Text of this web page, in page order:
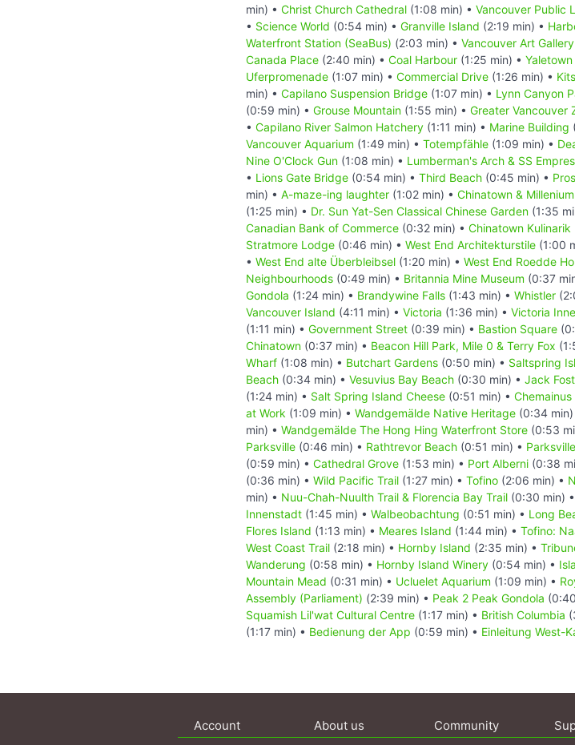
min) • Christ Church Cathedral (1:08 min) • Vancouver Public
• Science World (0:54 min) • Granville Island (2:19 min) •
Waterfront Station (SeaBus) (2:03 min) • Vancouver Art Gallery
Canada Place (2:40 min) • Coal Harbour (1:25 min) • Yaletown
Uferpromenade (1:07 min) • Commercial Drive (1:26 min) •
min) • Capilano Suspension Bridge (1:07 min) • Lynn Canyon
(0:59 min) • Grouse Mountain (1:55 min) • Greater Vancouver
• Capilano River Salmon Hatchery (1:11 min) • Marine Building
Vancouver Aquarium (1:49 min) • Totempfähle (1:09 min) •
Nine O'Clock Gun (1:08 min) • Lumberman's Arch & SS
• Lions Gate Bridge (0:54 min) • Third Beach (0:45 min) •
min) • A-maze-ing laughter (1:02 min) • Chinatown &
(1:25 min) • Dr. Sun Yat-Sen Classical Chinese Garden (1:35
Canadian Bank of Commerce (0:32 min) • Chinatown Kulinarik
Stratmore Lodge (0:46 min) • West End Architekturstile (1:00
• West End alte Überbleibsel (1:20 min) • West End Roedde
Neighbourhoods (0:49 min) • Britannia Mine Museum (0:37
Gondola (1:24 min) • Brandywine Falls (1:43 min) • Whistler
Vancouver Island (4:11 min) • Victoria (1:36 min) • Victoria
(1:11 min) • Government Street (0:39 min) • Bastion Square
Chinatown (0:37 min) • Beacon Hill Park, Mile 0 & Terry Fox
Wharf (1:08 min) • Butchart Gardens (0:50 min) • Saltspring
Beach (0:34 min) • Vesuvius Bay Beach (0:30 min) • Jack
(1:24 min) • Salt Spring Island Cheese (0:51 min) • Chemainus
at Work (1:09 min) • Wandgemälde Native Heritage (0:34 min)
min) • Wandgemälde The Hong Hing Waterfront Store (0:53
Parksville (0:46 min) • Rathtrevor Beach (0:51 min) •
(0:59 min) • Cathedral Grove (1:53 min) • Port Alberni (0:38
(0:36 min) • Wild Pacific Trail (1:27 min) • Tofino (2:06 min) •
min) • Nuu-Chah-Nuulth Trail & Florencia Bay Trail (0:30 min) •
Innenstadt (1:45 min) • Walbeobachtung (0:51 min) • Long
Flores Island (1:13 min) • Meares Island (1:44 min) • Tofino:
West Coast Trail (2:18 min) • Hornby Island (2:35 min) •
Wanderung (0:58 min) • Hornby Island Winery (0:54 min) •
Mountain Mead (0:31 min) • Ucluelet Aquarium (1:09 min) •
Assembly (Parliament) (2:39 min) • Peak 2 Peak Gondola
Squamish Lil'wat Cultural Centre (1:17 min) • British Columbia
(1:17 min) • Bedienung der App (0:59 min) • Einleitung West-
Account About us Community